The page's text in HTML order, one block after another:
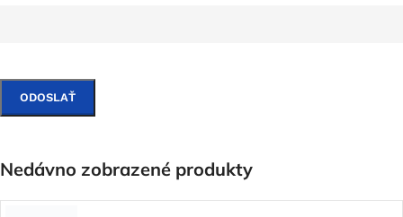
Nedávno zobrazené produkty